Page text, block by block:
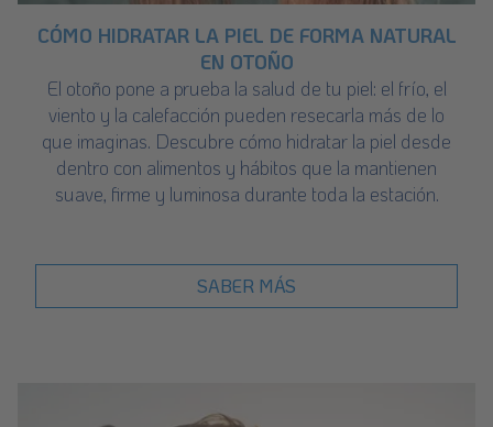
CÓMO HIDRATAR LA PIEL DE FORMA NATURAL
EN OTOÑO
El otoño pone a prueba la salud de tu piel: el frío, el
viento y la calefacción pueden resecarla más de lo
que imaginas. Descubre cómo hidratar la piel desde
dentro con alimentos y hábitos que la mantienen
suave, firme y luminosa durante toda la estación.
SABER MÁS